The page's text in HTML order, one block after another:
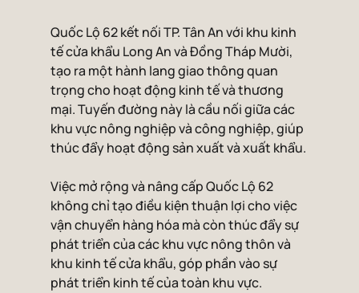
Quốc Lộ 62 kết nối TP. Tân An với khu kinh
tế cửa khẩu Long An và Đồng Tháp Mười,
tạo ra một hành lang giao thông quan
trọng cho hoạt động kinh tế và thương
mại. Tuyến đường này là cầu nối giữa các
khu vực nông nghiệp và công nghiệp, giúp
thúc đẩy hoạt động sản xuất và xuất khẩu.
Việc mở rộng và nâng cấp Quốc Lộ 62
không chỉ tạo điều kiện thuận lợi cho việc
vận chuyển hàng hóa mà còn thúc đẩy sự
phát triển của các khu vực nông thôn và
khu kinh tế cửa khẩu, góp phần vào sự
phát triển kinh tế của toàn khu vực.